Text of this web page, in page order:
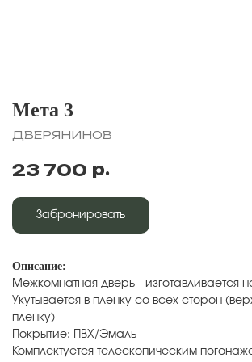
Мета 3
ДВЕРЯНИНОВ
23 700 р.
Забронировать
Описание:
Межкомнатная дверь -
Укутывается в пленку со всех сторон
пленку)
Покрытие: ПВХ/Эмаль
Комплектуется телескопическим